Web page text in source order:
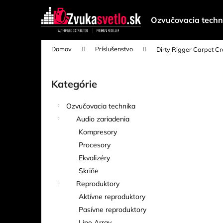
Ozvučovacia
Domov Príslušenstvo Dirty Rigger Carpet
Preskočiť
kategórie
Kategórie
Ozvučovacia technika
Audio zariadenia
Kompresory
Procesory
Ekvalizéry
Skriňe
Reproduktory
Aktívne reproduktory
Pasívne reproduktory
Späť
Späť